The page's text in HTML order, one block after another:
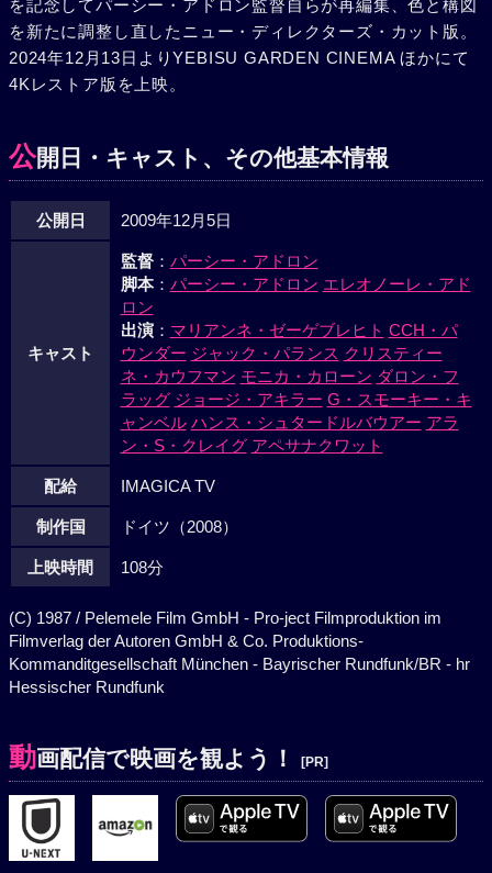
ン目当てに客が“バグダッド・カフェ”にやって来るのに、次
第に表情をやわらげてゆくのだった。しかし、すっかりカフ
ェの一員となったジャスミンに、保安官（アペサナクワッ
ト）は、ビザの期限切れと、労働許可証の不所持を理由に、
は“バグダッド・カフェ”に戻ってきた。歓喜で彼女を温かく
迎えるブレンダたち。そしてそんなジャスミンに、ルーディ
るのだった。
を記念してパーシー・アドロン監督自らが再編集、色と構図
を新たに調整し直したニュー・ディレクターズ・カット版。
2024年12月13日よりYEBISU GARDEN CINEMA ほかにて
4Kレストア版を上映。
公開日・キャスト、その他基本情報
公開日 2009年12月5日
キャスト
監督： パーシー・アドロン
脚本： パーシー・アドロン エレオノーレ・アド
ロン
出演： マリアンネ・ゼーゲブレヒト CCH・パ
ウンダー ジャック・パランス クリスティー
ネ・カウフマン モニカ・カローン ダロン・フ
ラッグ ジョージ・アキラー G・スモーキー・キ
ャンベル ハンス・シュタードルバウアー アラ
ン・S・クレイグ アペサナクワット
配給 IMAGICA TV
制作国 ドイツ（2008）
上映時間 108分
(C) 1987 / Pelemele Film GmbH - Pro-ject Filmproduktion im
Filmverlag der Autoren GmbH & Co. Produktions-
Kommanditgesellschaft München - Bayrischer Rundfunk/BR - hr
Hessischer Rundfunk
動画配信で映画を観よう！ [PR]